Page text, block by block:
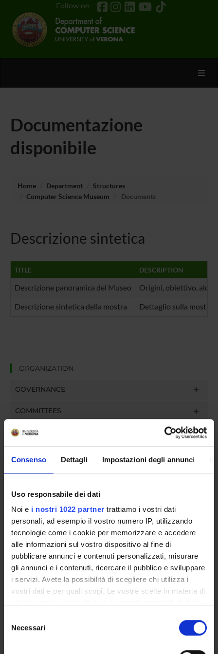
Consenso Dettagli Impostazioni degli annunci
Uso responsabile dei dati
Noi e i nostri 1022 partner trattiamo i vostri dati
personali, ad esempio il vostro numero IP, utilizzando
tecnologie come i cookie per memorizzare e accedere
alle informazioni sul vostro dispositivo al fine di
pubblicare annunci e contenuti personalizzati, misurare
gli annunci e i contenuti, ricercare il pubblico e sviluppare
i servizi. Avete la possibilità di scegliere chi utilizza i
vostri dati e per quali scopi. Le vostre scelte in materia di
modificare o revocare il proprio consenso in qualsiasi
momento dalla Dichiarazione sui cookie o facendo clic
delNecessari
Follow on
Documentazione
disponibile
Home Department
Structures
Computer Science Museum
Documents
Descrizione sintetica
TITLE DESCRIPTION
Descrizione panoramica del Museo Origini, obiettivo,
Descrizione sintetica della mostra Dettaglio sulla mostra
ORGANIZATION
GOVERNANCE
COMMITTEES
DEPARTMENT ADMINISTRATION OFFICES
LIBRARIES
CENTRES
Computer Science Park
CBMC Centro di BioMedicina Computazionale
Computer Science Museum
ECDL Test Center
SPIN OFF AND COMPANIES